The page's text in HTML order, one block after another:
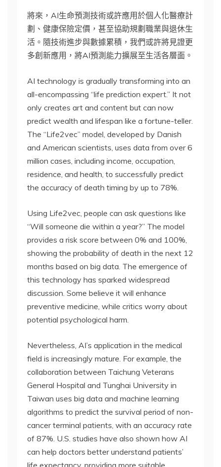
將來，AI生命預測技術或許應用於個人化醫療計
劃、健康保險定價，甚至協助規劃職業與退休生
活。隨技術進步與數據累積，我們或許將見證更
多創新應用，將AI預測能力擴展至生活各層面。
AI technology is gradually transforming into an
all-encompassing “life prediction expert.” It not
only creates art and content but can now
predict wealth and lifespan like a fortune-teller.
The “Life2vec” model, developed by Danish
and American scientists, uses data from over 6
million cases, including income, occupation,
residence, and health, to successfully predict
the accuracy of death timing by up to 78%.
Using Life2vec, people can ask questions like
“Will someone die within a year?” The model
provides a risk score between 0% and 100%,
showing the probability of death in the next 12
months based on big data. The emergence of
this technology has sparked widespread
discussion. Some believe it will enhance
preventive medicine, while critics worry about
potential psychological harm.
Nevertheless, AI’s application in the medical
field is increasingly mature. For example, the
collaboration between Taichung Veterans
General Hospital and Tunghai University in
Taiwan uses big data and machine learning
algorithms to predict the survival period of non-
cancer terminal patients, with an accuracy rate
of 87%. U.S. studies have also shown how AI
can help doctors better understand patients’
life expectancy, providing more suitable